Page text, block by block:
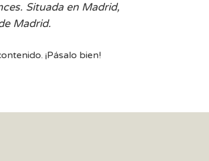
Situada en Madrid,
Madrid.
¡Pásalo bien!